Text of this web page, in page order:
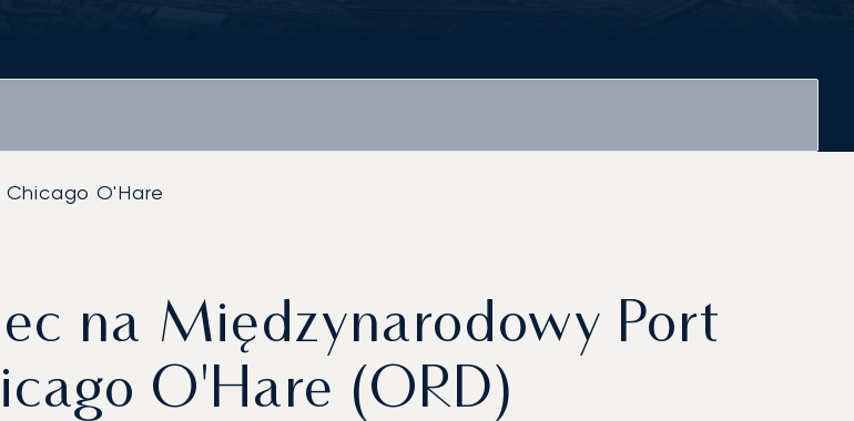
O'Hare
na Międzynarodowy Port
O'Hare (ORD)